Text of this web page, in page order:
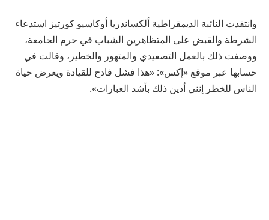
وانتقدت النائبة الديمقراطية ألكساندريا أوكاسيو كورتيز استدعاء
الشرطة والقبض على المتظاهرين الشباب في حرم الجامعة،
ووصفت ذلك بالعمل التصعيدي والمتهور والخطير، وقالت في
حسابها عبر موقع «إكس»: «هذا فشل فادح للقيادة ويعرض حياة
الناس للخطر إنني أدين ذلك بأشد العبارات».